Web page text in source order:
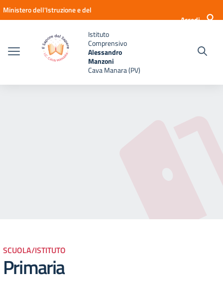
Vai ai contenuti
Vai al menu di navigazione
Vai al footer
Ministero dell'Istruzione e del
Accedi
Istituto
Comprensivo
Alessandro
Manzoni
Cava Manara (PV)
SCUOLA/ISTITUTO
Primaria